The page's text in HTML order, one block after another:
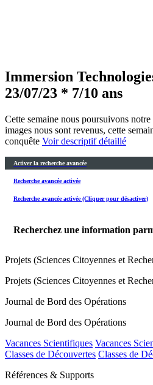
Immersion
23/07/23 * 7/10 ans
Cette semaine nous poursuivons
images nous sont revenus, cette
conquête Voir descriptif détaillé
Activer la recherche avancée
Recherche avancée activée
Recherche avancée activée (Cliquer pour désactiver)
Recherchez une information
Projets (Sciences Citoyennes et
Projets (Sciences Citoyennes et
Journal de Bord des Opérations
Journal de Bord des Opérations
Vacances Scientifiques Vacances
Classes de Découvertes Classes de
Références & Supports